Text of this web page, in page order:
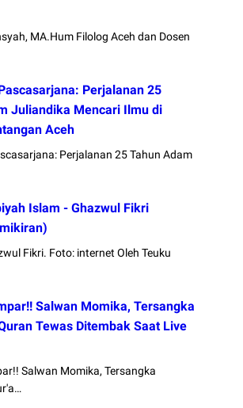
MA.Hum Filolog Aceh dan Dosen
Perjalanan 25
Juliandika Mencari Ilmu di
Aceh
Perjalanan 25 Tahun Adam
Islam - Ghazwul Fikri
Fikri. Foto: internet Oleh Teuku
Salwan Momika, Tersangka
Tewas Ditembak Saat Live
Salwan Momika, Tersangka